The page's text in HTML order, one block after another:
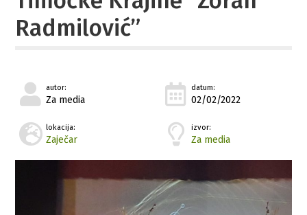
Radmilović”
autor:
Za media
datum:
02/02/2022
lokacija:
Zaječar
izvor:
Za media